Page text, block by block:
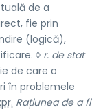
de a
fie prin
(logică),
◊ r. de stat
de care o
în problemele
Rațiunea de a fi